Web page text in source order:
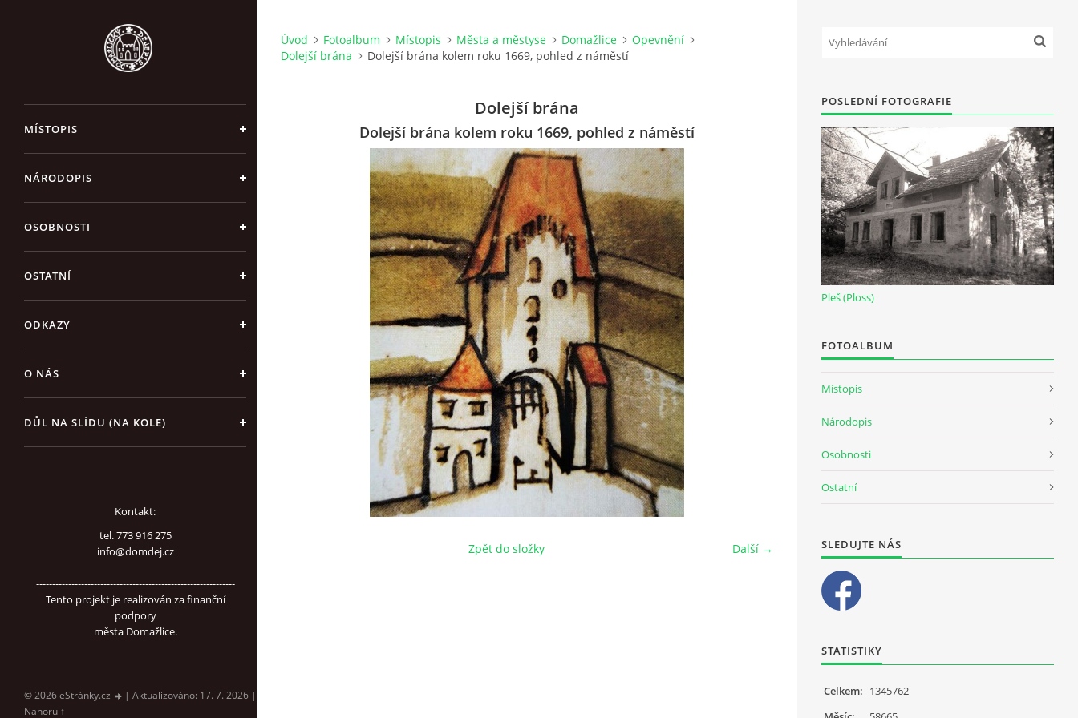
MÍSTOPIS
NÁRODOPIS
OSOBNOSTI
OSTATNÍ
ODKAZY
O NÁS
DŮL NA SLÍDU (NA KOLE)
Kontakt:
tel. 773 916 275
info@domdej.cz
--------------------------------------------------------------
Tento projekt je realizován za finanční
podpory
města Domažlice.
© 2026 eStránky.cz | Aktualizováno: 17. 7. 2026 |
Nahoru ↑
Úvod Fotoalbum Místopis Města a městyse Domažlice
Opevnění
Dolejší brána
Dolejší brána kolem roku 1669, pohled z náměstí
Dolejší brána
Dolejší brána kolem roku 1669, pohled z náměstí
Další →
Zpět do složky
POSLEDNÍ FOTOGRAFIE
Pleš (Ploss)
FOTOALBUM
Místopis
Národopis
Osobnosti
Ostatní
SLEDUJTE NÁS
STATISTIKY
Celkem: 1345762